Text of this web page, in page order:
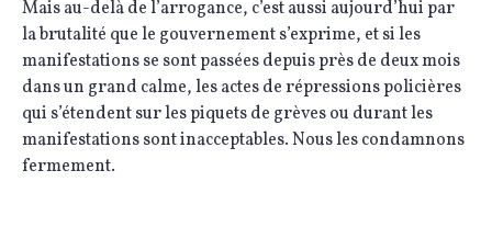
Mais au-delà de l’arrogance, c’est aussi aujourd’hui par
la brutalité que le gouvernement s’exprime, et si les
manifestations se sont passées depuis près de deux mois
dans un grand calme, les actes de répressions policières
qui s’étendent sur les piquets de grèves ou durant les
manifestations sont inacceptables. Nous les condamnons
fermement.